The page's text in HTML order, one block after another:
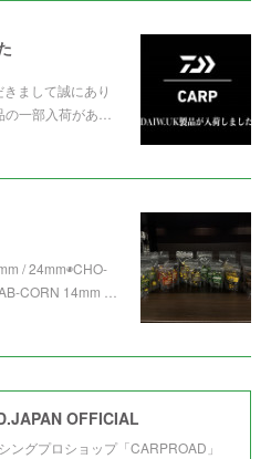
まして誠にあり
の一部入荷があ…
/ 24mm◉CHO-
CORN 14mm …
OFFICIAL
ングプロショップ「CARPROAD」